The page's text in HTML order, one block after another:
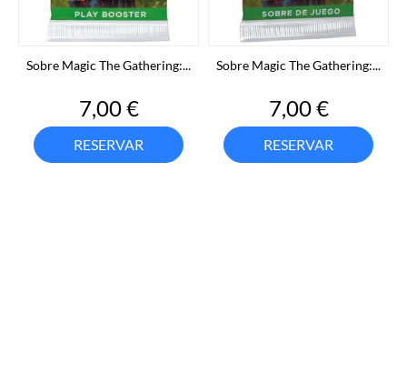
Sobre Magic The Gathering:...
Precio
7,00 €
RESERVAR
Sobre Magic The Gathering:...
Precio
7,00 €
RESERVAR